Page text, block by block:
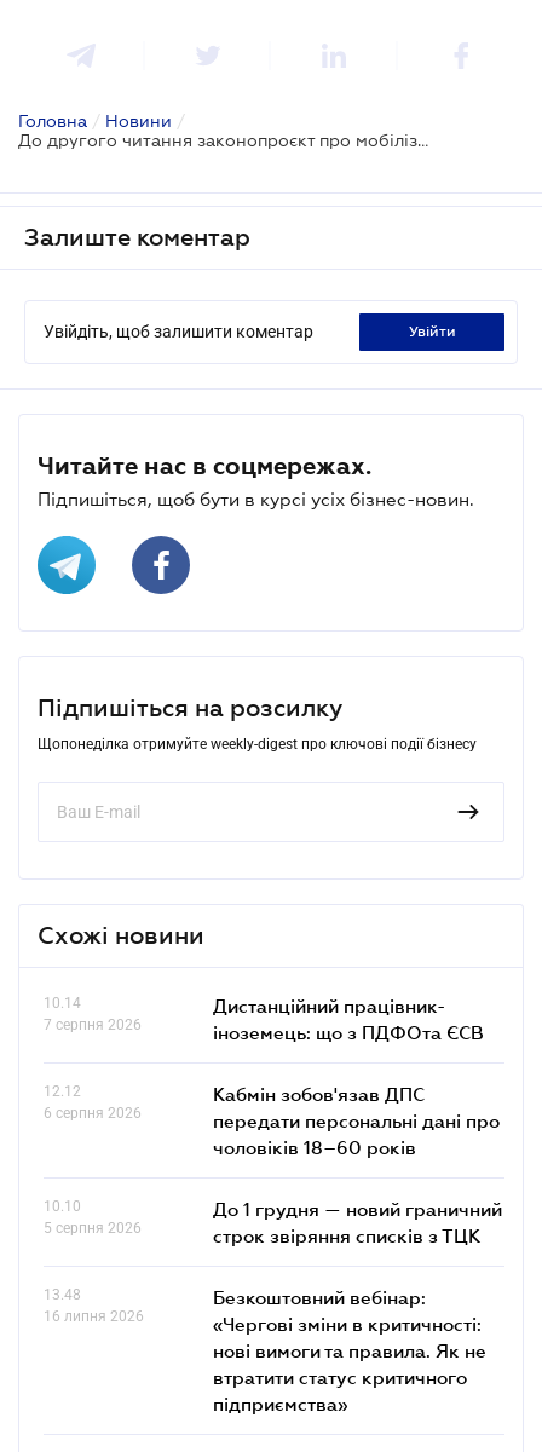
Головна / Новини /
До другого читання законопроєкт про мобілізацію буде змінений - народний депутат
Залиште коментар
Увійдіть, щоб залишити коментар увійти
Читайте нас в соцмережах.
Підпишіться, щоб бути в курсі усіх бізнес-новин.
Підпишіться на розсилку
Щопонеділка отримуйте weekly-digest про ключові події бізнесу
Схожі новини
10.14
7 серпня 2026
Дистанційний працівник-
іноземець: що з ПДФОта ЄСВ
12.12
6 серпня 2026
Кабмін зобов'язав ДПС
передати персональні дані про
чоловіків 18–60 років
10.10
5 серпня 2026
До 1 грудня — новий граничний
строк звіряння списків з ТЦК
13.48
16 липня 2026
Безкоштовний вебінар:
«Чергові зміни в критичності:
нові вимоги та правила. Як не
втратити статус критичного
підприємства»